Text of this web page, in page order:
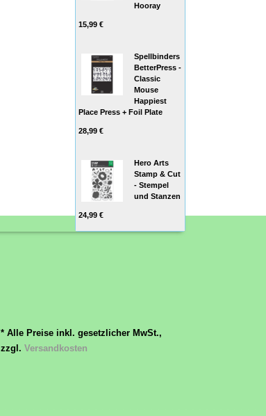
Hooray
15,99 €
Spellbinders
BetterPress -
Classic
Mouse
Happiest
Place Press + Foil Plate
28,99 €
Hero Arts
Stamp & Cut
- Stempel
und Stanzen
24,99 €
* Alle Preise inkl. gesetzlicher MwSt.,
zzgl. Versandkosten